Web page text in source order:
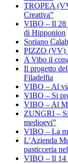
TROPEA
Creativa”
VIBO – Il 28
di Hipponion
Soriano
PIZZO (VV)
A Vibo il
Il progetto
Filadelfia
VIBO – Al
VIBO – Si
VIBO – Al
ZUNGRI –
medioevi”
VIBO – La
L’Azienda
pasticceria
VIBO – Il 14